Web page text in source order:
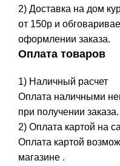
2) Доставка на дом
от 150р и
оформлении заказа.
Оплата товаров
1) Наличный расчет
Оплата наличными
при получении заказа.
2) Оплата картой на
Оплата картой
магазине .